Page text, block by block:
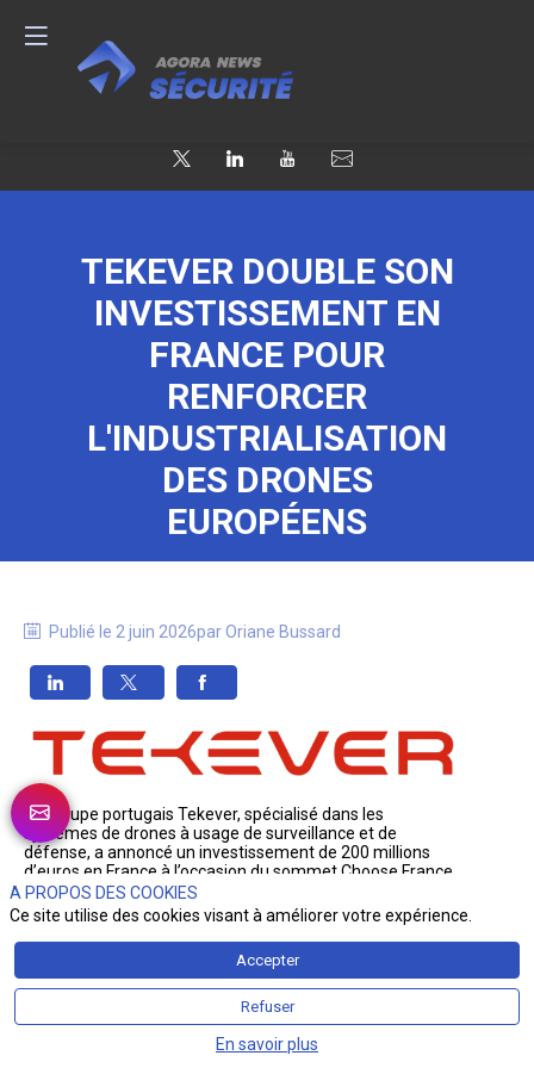
TEKEVER DOUBLE SON
INVESTISSEMENT EN
FRANCE POUR
RENFORCER
L'INDUSTRIALISATION
DES DRONES
EUROPÉENS
Publié le 2 juin 2026parOriane Bussard
Le groupe portugais Tekever, spécialisé dans les
systèmes de drones à usage de surveillance et de
défense, a annoncé un investissement de 200 millions
d’euros en France à l’occasion du sommet Choose France,
ce lundi 1er juin.
Ce projet, qui double l’engagement initial, doit renforcer
les capacités industrielles du secteur des drones en
Europe, dans un contexte de montée en puissance des
besoins en renseignement, surveillance et autonomie des
Les sites de Toulouse et de Cahors sont concernés par cet
investissement, qui devrait soutenir environ 200 emplois
A PROPOS DES COOKIES
Ce site utilise des cookies visant à améliorer votre expérience.
Accepter
Refuser
En savoir plus